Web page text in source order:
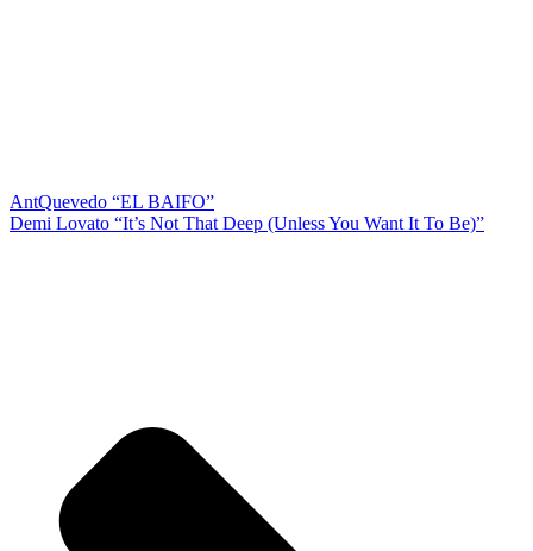
AntQuevedo “EL BAIFO”
Demi Lovato “It’s Not That Deep (Unless You Want It To Be)”